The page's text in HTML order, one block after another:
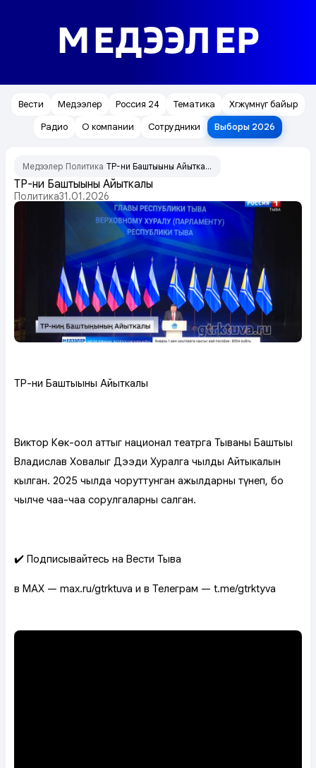
МЕДЭЭЛЕР
Вести Медээлер Россия 24 Тематика
Хөгжүмнүг байыр
Радио
О компании Сотрудники Выборы 2026
Медээлер Политика ТР-ниң Баштыңының Айыткалы
ТР-ниң Баштыңының Айыткалы
Политика31.01.2026
ТР-ниң Баштыңының Айыткалы
Виктор Көк-оол аттыг национал театрга Тываның Баштыңы
Владислав Ховалыг Дээди Хуралга чылдың Айтыкалын
кылган. 2025 чылда чоруттунган ажылдарны түңнеп, бо
чылче чаа-чаа сорулгаларны салган.
✔️ Подписывайтесь на Вести Тыва
в MAX — max.ru/gtrktuva и в Телеграм — t.me/gtrktyva